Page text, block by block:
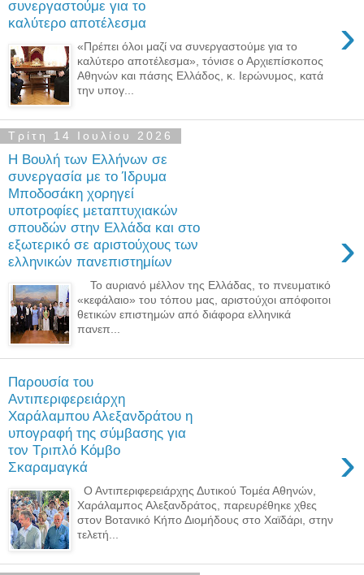
συνεργαστούμε για το
καλύτερο αποτέλεσμα
›
«Πρέπει όλοι μαζί να συνεργαστούμε για το
καλύτερο αποτέλεσμα», τόνισε ο Αρχιεπίσκοπος
Αθηνών και πάσης Ελλάδος, κ. Ιερώνυμος, κατά
την υπογ...
Τρίτη 14 Ιουλίου 2026
Η Βουλή των Ελλήνων σε
συνεργασία με το Ίδρυμα
Μποδοσάκη χορηγεί
υποτροφίες μεταπτυχιακών
σπουδών στην Ελλάδα και στο
εξωτερικό σε αριστούχους των
ελληνικών πανεπιστημίων
›
Το αυριανό μέλλον της Ελλάδας, το πνευματικό
«κεφάλαιο» του τόπου μας, αριστούχοι απόφοιτοι
θετικών επιστημών από διάφορα ελληνικά
πανεπ...
Παρουσία του
Αντιπεριφερειάρχη
Χαράλαμπου Αλεξανδράτου η
υπογραφή της σύμβασης για
τον Τριπλό Κόμβο
Σκαραμαγκά
›
Ο Αντιπεριφερειάρχης Δυτικού Τομέα Αθηνών,
Χαράλαμπος Αλεξανδράτος, παρευρέθηκε χθες
στον Βοτανικό Κήπο Διομήδους στο Χαϊδάρι, στην
τελετή...